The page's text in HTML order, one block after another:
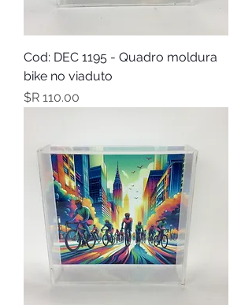
Cod: DEC 1195 - Quadro moldura
bike no viaduto
מחיר